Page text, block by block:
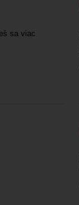
sa viac